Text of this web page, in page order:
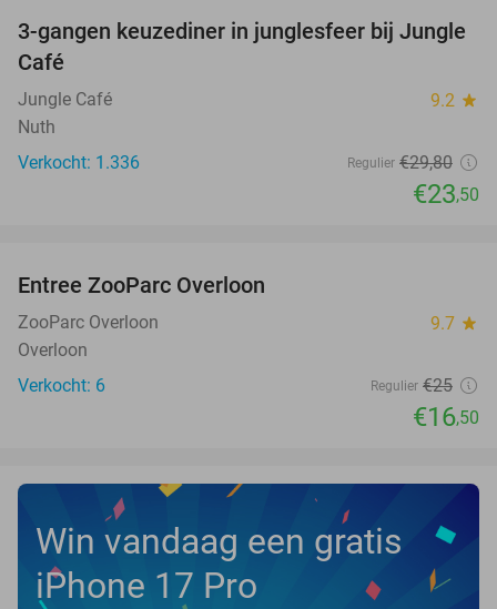
21%
3-gangen keuzediner in junglesfeer bij Jungle
Café
Jungle Café 9.2 star
Nuth
Verkocht: 1.336
Regulier €29,80
€23,50
TODAY
Entree ZooParc Overloon
ZooParc Overloon 9.7 star
Overloon
Verkocht: 6
Regulier €25
€16,50
Win vandaag een gratis
iPhone 17 Pro